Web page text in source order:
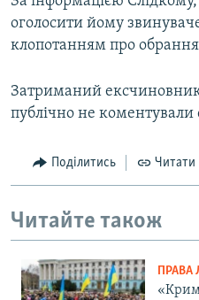
оголосити йому
клопотанням про обрання
Затриманий
публічно не коментували
Поділитись Читати
Читайте також
«Крим